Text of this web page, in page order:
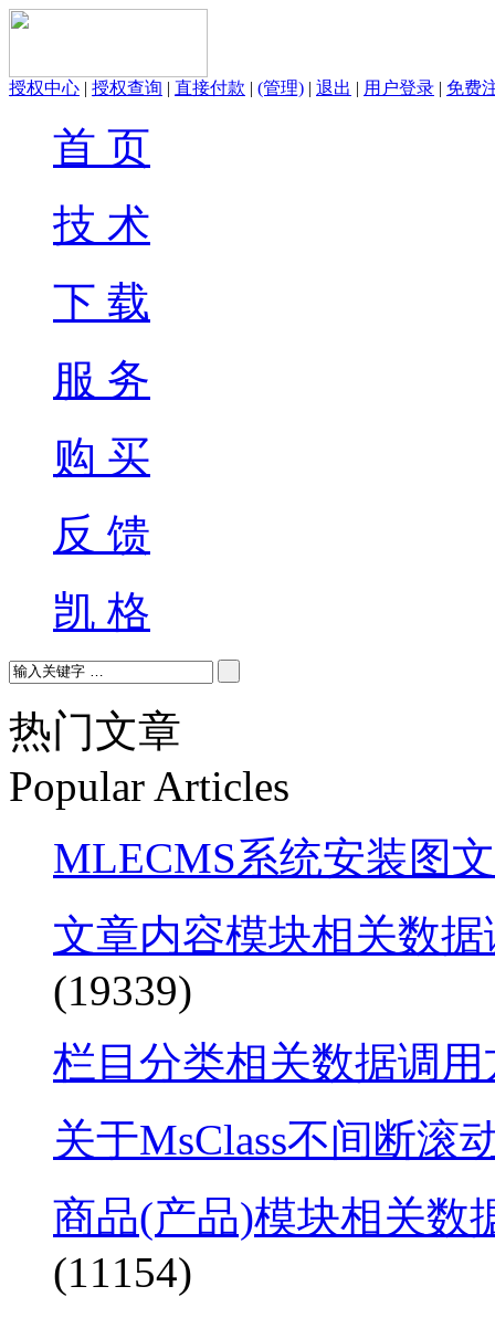
授权中心 | 授权查询 | 直接付款 | (管理) | 退出 | 用户登录 | 免费
首 页
技 术
下 载
服 务
购 买
反 馈
凯 格
热门文章
Popular Articles
MLECMS系统安装图
文章内容模块相关数
(19339)
栏目分类相关数据调
关于MsClass不间断滚
商品(产品)模块相关数
(11154)